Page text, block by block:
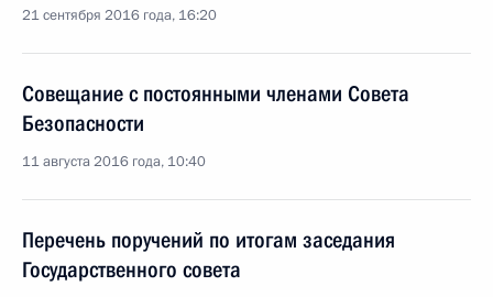
21 сентября 2016 года, 16:20
Совещание с постоянными членами Совета
Безопасности
11 августа 2016 года, 10:40
Перечень поручений по итогам заседания
Государственного совета